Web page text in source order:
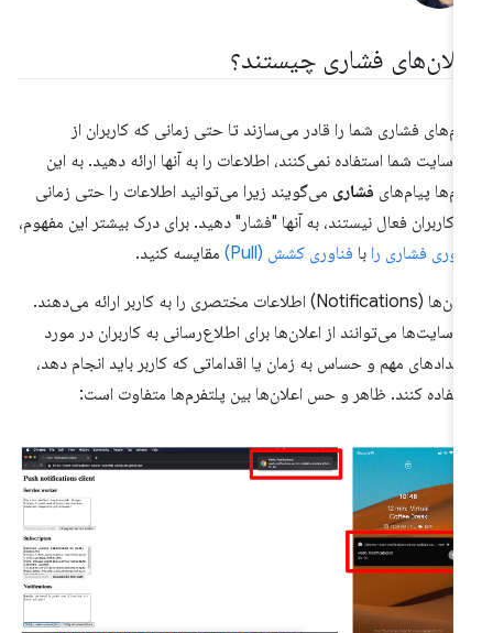
فشاری چیستند؟
فشاری شما را قادر می‌سازند تا حتی زمانی که کاربران از
شما استفاده نمی‌کنند، اطلاعات را به آنها ارائه دهید. به این
پیام‌هایفشاریمی‌گویند زیرا می‌توانید اطلاعات را حتی زمانی
کاربران فعال نیستند، به آنها "فشار" دهید. برای درک بیشتر این مفهوم،
فشاری را با فناوری کشش (Pull) مقایسه کنید.
اعلان‌ها (Notifications) اطلاعات مختصری را به کاربر ارائه می‌دهند.
می‌توانند از اعلان‌ها برای اطلاع‌رسانی به کاربران در مورد
مهم و حساس به زمان یا اقداماتی که کاربر باید انجام دهد،
کنند. ظاهر و حس اعلان‌ها بین پلتفرم‌ها متفاوت است: